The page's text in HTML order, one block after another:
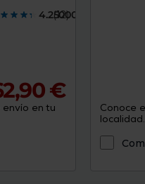
4.2500000
(12)
€
en tu
Conoce